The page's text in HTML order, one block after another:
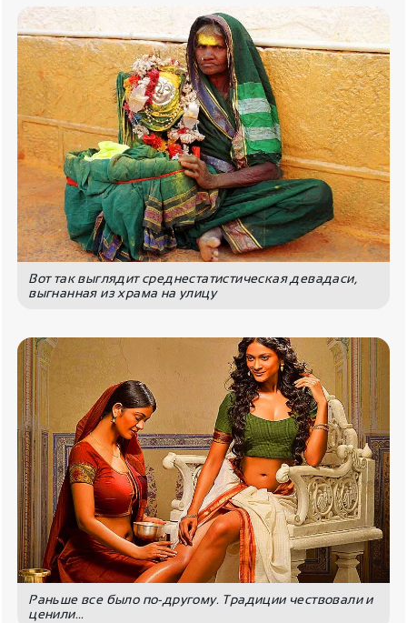
Вот так выглядит среднестатистическая девадаси,
выгнанная из храма на улицу
Раньше все было по-другому. Традиции чествовали и
ценили...